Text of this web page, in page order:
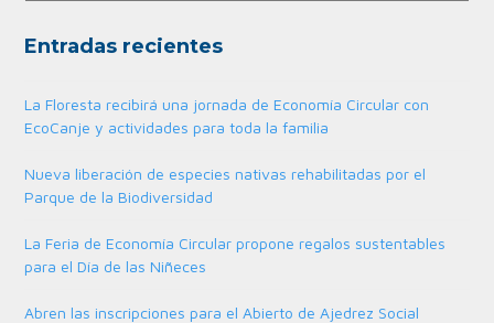
Entradas recientes
La Floresta recibirá una jornada de Economía Circular con
EcoCanje y actividades para toda la familia
Nueva liberación de especies nativas rehabilitadas por el
Parque de la Biodiversidad
La Feria de Economía Circular propone regalos sustentables
para el Día de las Niñeces
Abren las inscripciones para el Abierto de Ajedrez Social